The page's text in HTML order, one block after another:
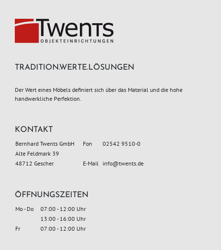
TRADITION.WERTE.LÖSUNGEN
Der Wert eines Möbels definiert sich über das Material und die hohe
handwerkliche Perfektion.
KONTAKT
Bernhard Twents GmbH Fon
02542 9510-0
Alte Feldmark 39
48712 Gescher
E-Mail info@twents.de
ÖFFNUNGSZEITEN
Mo - Do
07:00 - 12:00 Uhr
13:00 - 16:00 Uhr
Fr
07:00 - 12:00 Uhr